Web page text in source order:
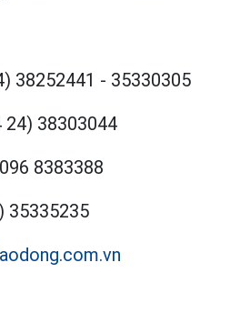
38252441 - 35330305
24) 38303044
096 8383388
35335235